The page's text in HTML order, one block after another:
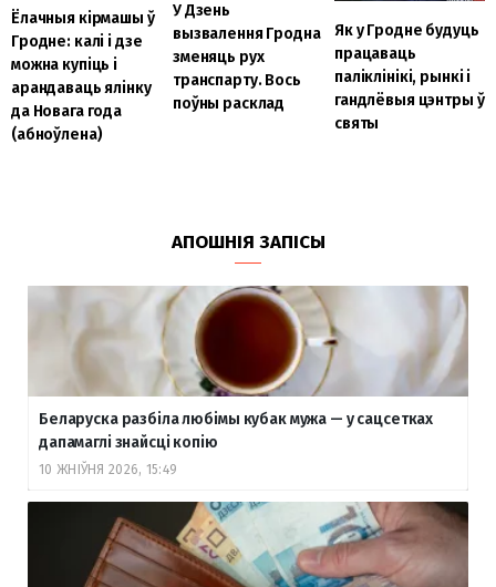
Ёлачныя кірмашы ў
Гродне: калі і дзе
можна купіць і
арандаваць ялінку
да Новага года
(абноўлена)
У Дзень
вызвалення Гродна
зменяць рух
транспарту. Вось
поўны расклад
Як у Гродне будуць
працаваць
паліклінікі, рынкі і
гандлёвыя цэнтры ў
святы
АПОШНІЯ ЗАПІСЫ
Беларуска разбіла любімы кубак мужа — у сацсетках
дапамаглі знайсці копію
10 ЖНІЎНЯ 2026, 15:49